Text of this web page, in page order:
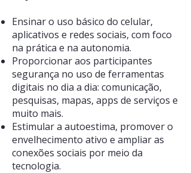
Ensinar o uso básico do celular,
aplicativos e redes sociais, com foco
na prática e na autonomia.
Proporcionar aos participantes
segurança no uso de ferramentas
digitais no dia a dia: comunicação,
pesquisas, mapas, apps de serviços e
muito mais.
Estimular a autoestima, promover o
envelhecimento ativo e ampliar as
conexões sociais por meio da
tecnologia.